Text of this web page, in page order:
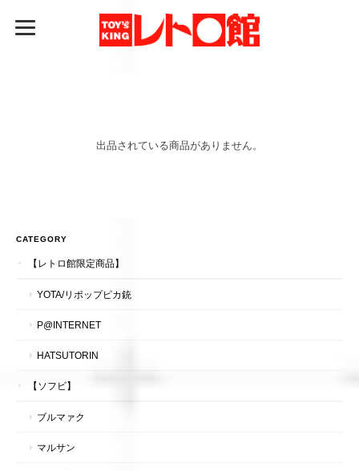
出品されている商品がありません。
CATEGORY
【レトロ館限定商品】
YOTA/リポップピカ銃
P@INTERNET
HATSUTORIN
【ソフビ】
ブルマァク
マルサン